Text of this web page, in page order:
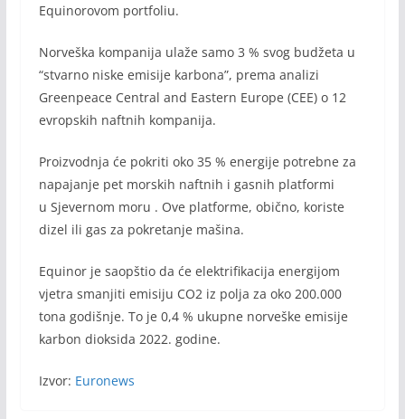
Equinorovom portfoliu.
Norveška kompanija ulaže samo 3 % svog budžeta u
“stvarno niske emisije karbona”, prema analizi
Greenpeace Central and Eastern Europe (CEE) o 12
evropskih naftnih kompanija.
Proizvodnja će pokriti oko 35 % energije potrebne za
napajanje pet morskih naftnih i gasnih platformi
u Sjevernom moru . Ove platforme, obično, koriste
dizel ili gas za pokretanje mašina.
Equinor je saopštio da će elektrifikacija energijom
vjetra smanjiti emisiju CO2 iz polja za oko 200.000
tona godišnje. To je 0,4 % ukupne norveške emisije
karbon dioksida 2022. godine.
Izvor: Euronews